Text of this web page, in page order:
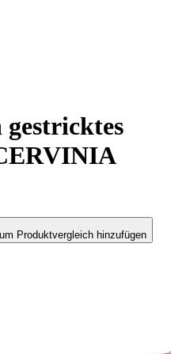
gestricktes
Produktvergleich hinzufügen